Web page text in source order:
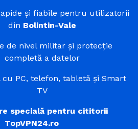
și fiabile pentru utilizatorii
din Bolintin-Vale
de nivel militar și protecție
completă a datelor
PC, telefon, tabletă și Smart
TV
specială pentru cititorii
TopVPN24.ro